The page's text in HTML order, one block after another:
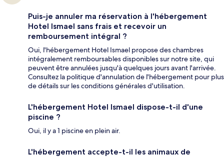
Puis-je annuler ma réservation à l'hébergement
Hotel Ismael sans frais et recevoir un
remboursement intégral ?
Oui, l'hébergement Hotel Ismael propose des chambres
intégralement remboursables disponibles sur notre site, qui
peuvent être annulées jusqu'à quelques jours avant l'arrivée.
Consultez la politique d'annulation de l'hébergement pour plus
de détails sur les conditions générales d'utilisation.
L'hébergement Hotel Ismael dispose-t-il d'une
piscine ?
Oui, il y a 1 piscine en plein air.
L'hébergement accepte-t-il les animaux de